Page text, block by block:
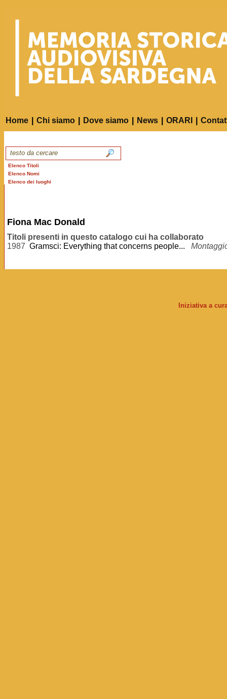
Home Chi siamo Dove siamo News ORARI
Elenco Titoli
Elenco Nomi
Elenco dei luoghi
Fiona Mac Donald
Titoli presenti in questo catalogo cui ha collaborato
1987 Gramsci: Everything that concerns people...
Iniziativa a